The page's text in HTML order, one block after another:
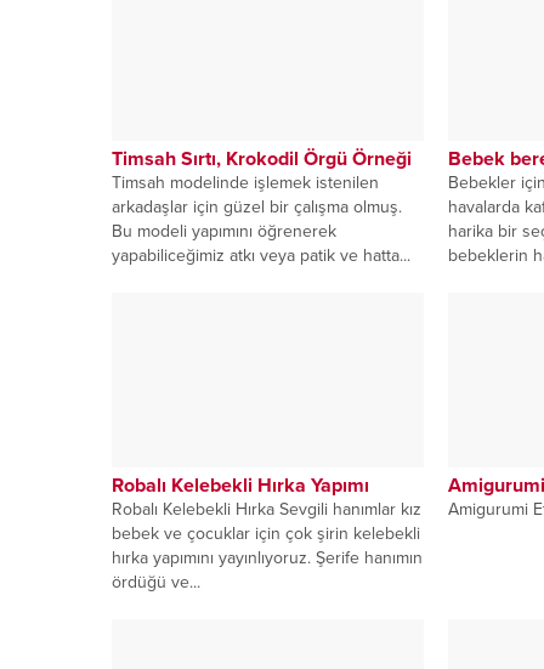
Timsah Sırtı, Krokodil Örgü Örneği
Timsah modelinde işlemek istenilen
arkadaşlar için güzel bir çalışma olmuş.
Bu modeli yapımını öğrenerek
yapabiliceğimiz atkı veya patik ve hatta...
Bebek
Bebekler
havalarda
harika bir
bebeklerin
Robalı Kelebekli Hırka Yapımı
Robalı Kelebekli Hırka Sevgili hanımlar kız
bebek ve çocuklar için çok şirin kelebekli
hırka yapımını yayınlıyoruz. Şerife hanımın
ördüğü ve...
Amigurumi
Amigurumi